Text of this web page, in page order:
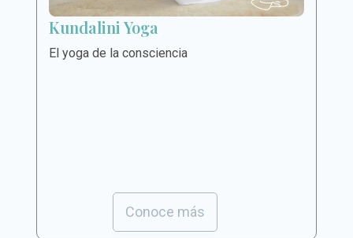
Kundalini Yoga
El yoga de la consciencia
Conoce más